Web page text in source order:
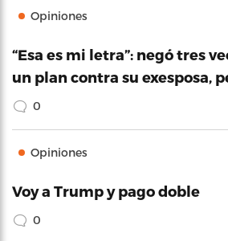
Opiniones
“Esa es mi letra”: negó tres
un plan contra su exesposa,
0
Opiniones
Voy a Trump y pago doble
0